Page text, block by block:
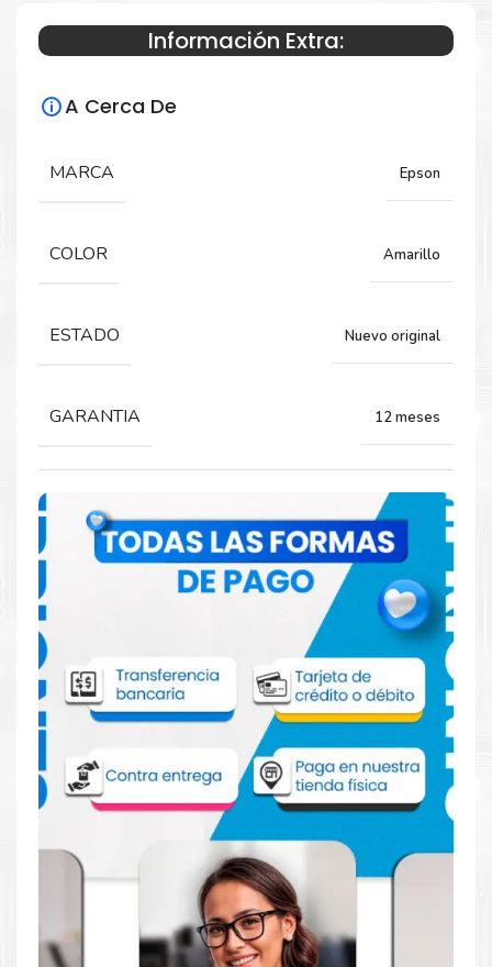
Especificaciones Técnicas
Para impresoras:
EcoTank L15150, L15160.
Comprar Tinta Epson 524 Amarillo para
impresora L15150 L15160
Aprovecha nuestra experiencia y atención para adquirir tus
productos. Tenemos promociones todos los dias. Escríbenos o
visítanos hoy para encontrar la solución perfecta para tu
impresoraEpson, como laTinta Epson 524 Amarillo para
impresora L15150 L15160.
Dónde comprar Tinta para impresora
L15150 L15160 en Lima o para provincia
Información Extra:
A Cerca De
MARCA Epson
COLOR Amarillo
ESTADO Nuevo original
GARANTIA 12 meses